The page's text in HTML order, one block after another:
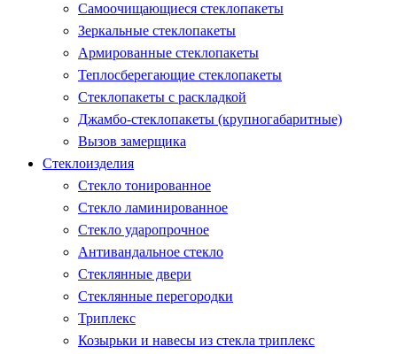
Самоочищающиеся стеклопакеты
Зеркальные стеклопакеты
Армированные стеклопакеты
Теплосберегающие стеклопакеты
Стеклопакеты с раскладкой
Джамбо-стеклопакеты (крупногабаритные)
Вызов замерщика
Стеклоизделия
Стекло тонированное
Стекло ламинированное
Стекло ударопрочное
Антивандальное стекло
Стеклянные двери
Стеклянные перегородки
Триплекс
Козырьки и навесы из стекла триплекс